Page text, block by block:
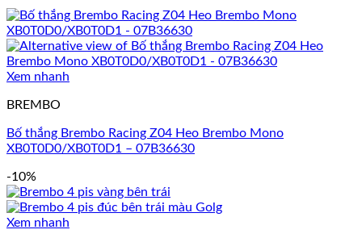
Xem nhanh
BREMBO
Bố thắng Brembo Racing Z04 Heo Brembo Mono
XB0T0D0/XB0T0D1 – 07B36630
-10%
Xem nhanh